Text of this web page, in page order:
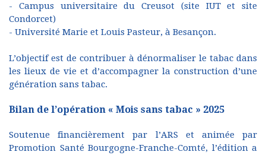
- Campus universitaire du Creusot (site IUT et site
Condorcet)
- Université Marie et Louis Pasteur, à Besançon.
L’objectif est de contribuer à dénormaliser le tabac dans
les lieux de vie et d’accompagner la construction d’une
génération sans tabac.
Bilan de l’opération « Mois sans tabac » 2025
Soutenue financièrement par l’ARS et animée par
Promotion Santé Bourgogne-Franche-Comté, l’édition a